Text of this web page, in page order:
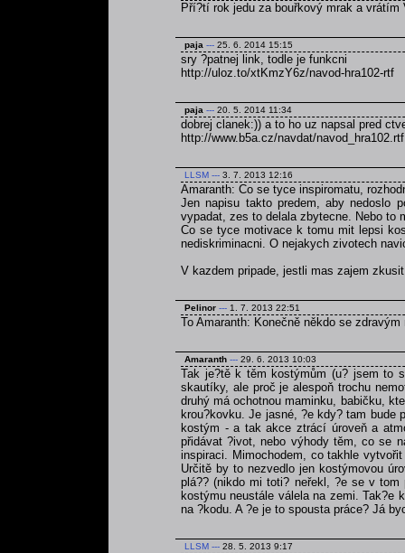
Pří?tí rok jedu za bouřkový mrak a
paja --- 25. 6. 2014 15:15
sry ?patnej link, todle je funkcni
http://uloz.to/xtKmzY6z/navod-hra102-rtf
paja --- 20. 5. 2014 11:34
dobrej clanek:)) a to ho uz napsal pred
http://www.b5a.cz/navdat/navod_hra102.rtf
LLSM --- 3. 7. 2013 12:16
Amaranth: Co se tyce inspiromatu,
Jen napisu takto predem, aby nedoslo
vypadat, zes to delala zbytecne. Nebo to
Co se tyce motivace k tomu mit lepsi
nediskriminacni. O nejakych zivotech
V kazdem pripade, jestli mas zajem
Pelinor --- 1. 7. 2013 22:51
To Amaranth: Konečně někdo se zdravým
Amaranth --- 29. 6. 2013 10:03
Tak je?tě k těm kostýmům (u? jsem to
skautíky, ale proč je alespoň trochu
druhý má ochotnou maminku, babičku,
krou?kovku. Je jasné, ?e kdy? tam
kostým - a tak akce ztrácí úroveň a
přidávat ?ivot, nebo výhody těm, co se
inspiraci. Mimochodem, co takhle
Určitě by to nezvedlo jen kostýmovou
plá?? (nikdo mi toti? neřekl, ?e se v
kostýmu neustále válela na zemi. Tak?e
na ?kodu. A ?e je to spousta práce? Já
LLSM --- 28. 5. 2013 9:17